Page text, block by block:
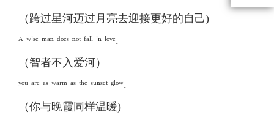
（跨过星河迈过月亮去迎接更好的自己)
ᴬ ʷⁱˢᵉ ᵐᵃⁿ ᵈᵒᵉˢ ⁿᵒᵗ ᶠᵃˡˡ ⁱⁿ ˡᵒᵛᵉ.
（智者不入爱河）
ʸᵒᵘ ᵃʳᵉ ᵃˢ ʷᵃʳᵐ ᵃˢ ᵗʰᵉ ˢᵘⁿˢᵉᵗ ᵍˡᵒʷ.
（你与晚霞同样温暖)